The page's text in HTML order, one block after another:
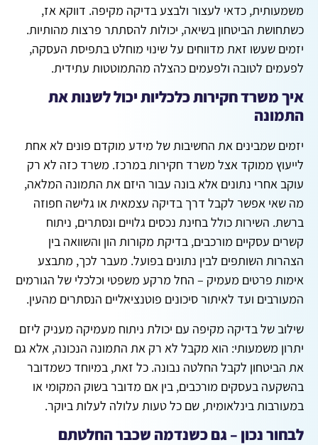
משמעותית, כדאי לעצור ולבצע בדיקה מקיפה. דווקא אז,
כשתחושת הביטחון בשיאה, יכולות להסתתר פרצות מהותיות.
יזמים שעשו זאת מדווחים על שינוי מוחלט בתפיסת העסקה,
לפעמים לטובה ולפעמים כהצלה מהתמוטטות עתידית.
איך משרד חקירות כלכליות יכול לשנות את
התמונה
יזמים שמבינים את החשיבות של מידע מוקדם פונים לא אחת
לייעוץ ממוקד אצל משרד חקירות במרכז. משרד כזה לא רק
עוקב אחרי נתונים אלא בונה עבור היזם את התמונה המלאה,
מה שאי אפשר לקבל דרך בדיקה עצמאית או גלישה חפוזה
ברשת. השירות כולל בחינת נכסים גלויים ונסתרים, ניתוח
קשרים עסקיים מורכבים, בדיקת מקורות הון והשוואה בין
הצהרות השותפים לבין נתונים בפועל. מעבר לכך, מתבצע
אימות פרטים מעמיק – החל מרקע משפטי וכלכלי של הגורמים
המעורבים ועד לאיתור סיכונים פוטנציאליים הנסתרים מהעין.
שילוב של בדיקה מקיפה עם יכולת ניתוח מעמיקה מעניק ליזם
יתרון משמעותי: הוא מקבל לא רק את התמונה הנכונה, אלא גם
את הביטחון לקבל החלטה נבונה. כל זאת, במיוחד כשמדובר
בהשקעה בעסקים מורכבים, בין אם מדובר בשוק המקומי או
במעורבות בינלאומית, שם כל טעות עלולה לעלות ביוקר.
לבחור נכון – גם כשנדמה שכבר החלטתם